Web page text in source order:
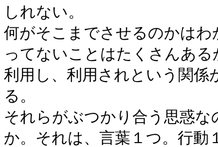
しれない。
何がそこまでさせるのかは
ってないことはたくさんあ
利用し、利用されという関
る。
それらがぶつかり合う思惑
か。それは、言葉１つ。行動